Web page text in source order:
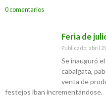
0 comentarios
Feria de
Publicado: abril
Se inauguró
cabalgata,
venta de
festejos iban incrementándose.